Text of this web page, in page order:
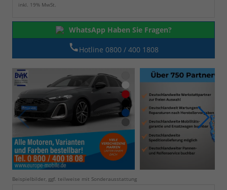
inkl. 19% MwSt.
WhatsApp Haben Sie Fragen?
Hotline 0800 / 400 1808
Beispielbilder, ggf. teilweise mit Sonderausstattung